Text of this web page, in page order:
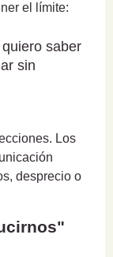
el límite:
saber
sin
Los
desprecio o